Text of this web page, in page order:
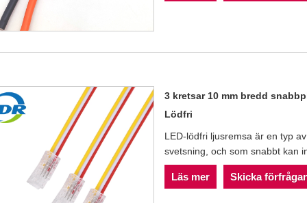
3 kretsar 10 mm bredd
Lödfri
LED-lödfri ljusremsa är en typ
svetsning, och som snabbt kan
Läs mer Skicka